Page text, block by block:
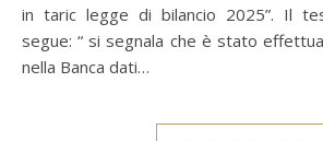
in taric legge di bilancio 2025”. Il
segue: “ si segnala che è stato
nella Banca dati…